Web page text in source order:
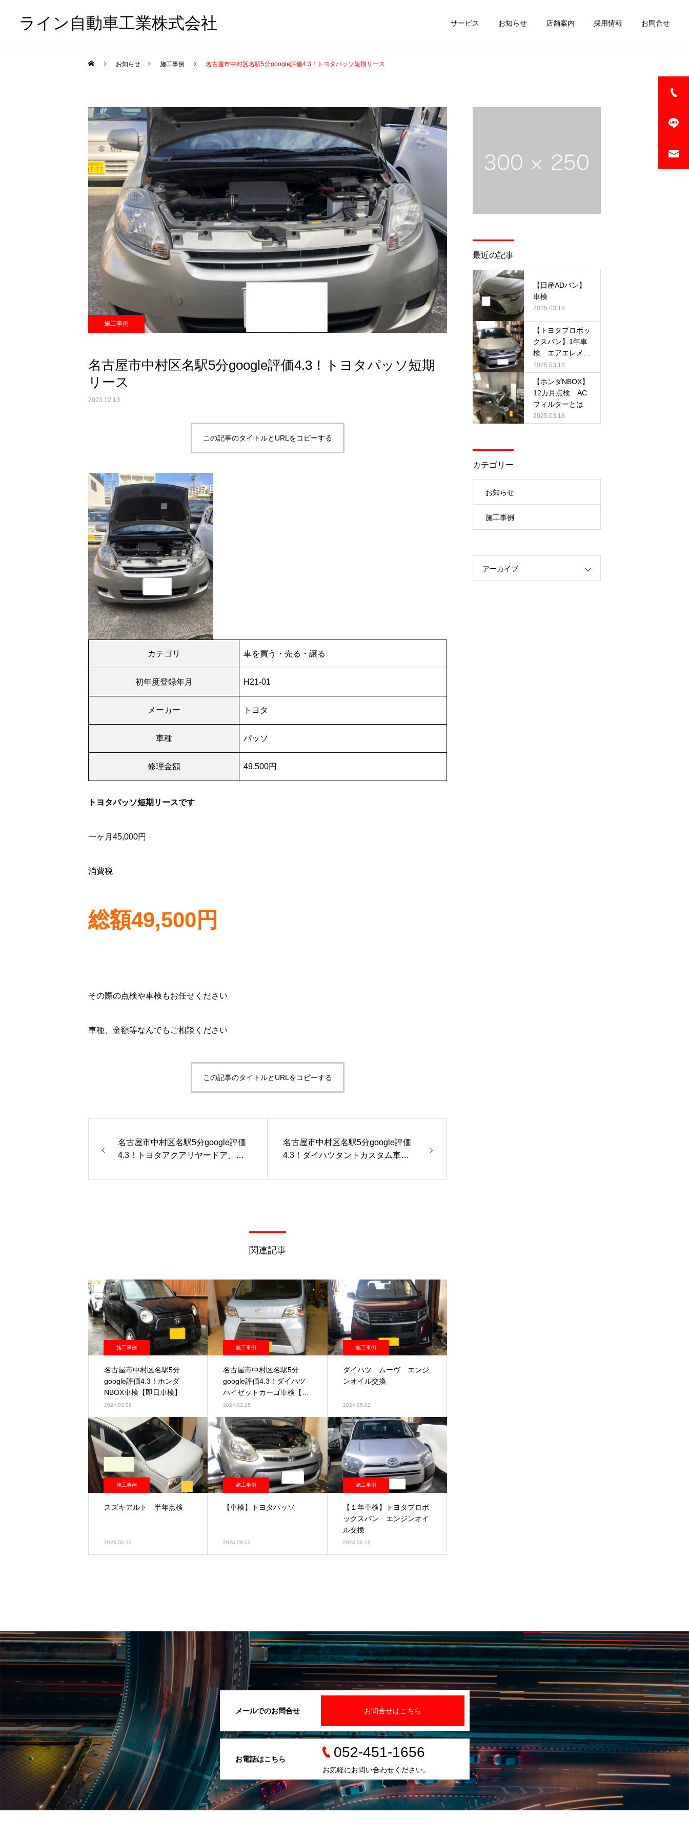
ライン自動車工業株式会社 サービス お知らせ 店舗案内 採用情報 お問合せ
お知らせ 施工事例 名古屋市中村区名駅5分google評価4.3！トヨタパッソ短期リース
施工事例
名古屋市中村区名駅5分google評価4.3！トヨタパッソ短期
リース
2023.12.13
この記事のタイトルとURLをコピーする
カテゴリ 車を買う・売る・譲る
初年度登録年月 H21-01
メーカー トヨタ
車種 パッソ
修理金額 49,500円
トヨタパッソ短期リースです
一ヶ月45,000円
消費税
総額49,500円
その際の点検や車検もお任せください
車種、金額等なんでもご相談ください
この記事のタイトルとURLをコピーする
名古屋市中村区名駅5分google評価
4.3！トヨタアクアリヤードア、ク
名古屋市中村区名駅5分google評価
4.3！ダイハツタントカスタム車検
関連記事
施工事例
名古屋市中村区名駅5分
google評価4.3！ホンダ
NBOX車検【即日車検】
2024.03.26
施工事例
名古屋市中村区名駅5分
google評価4.3！ダイハツ
ハイゼットカーゴ車検【即
日車検】
2024.02.15
施工事例
ダイハツ ムーヴ エンジ
ンオイル交換
2024.05.02
施工事例
スズキアルト 半年点検
2023.06.13
施工事例
【車検】トヨタパッソ
2024.08.23
施工事例
【１年車検】トヨタプロボ
ックスバン エンジンオイ
ル交換
2024.06.19
最近の記事
【日産ADバン】
車検
2025.03.18
【トヨタプロボッ
クスバン】1年車
検 エアエレメン
トとは
2025.03.18
【ホンダNBOX】
12カ月点検 AC
フィルターとは
2025.03.18
カテゴリー
お知らせ
施工事例
アーカイブ
メールでのお問合せ お問合せはこちら
お電話はこちら 052-451-1656
お気軽にお問い合わせください。